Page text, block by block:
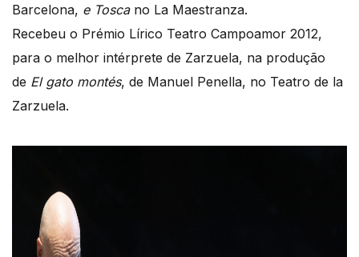
Barcelona, e Tosca no La Maestranza.
Recebeu o Prémio Lírico Teatro Campoamor 2012,
para o melhor intérprete de Zarzuela, na produção
de El gato montés, de Manuel Penella, no Teatro de la
Zarzuela.